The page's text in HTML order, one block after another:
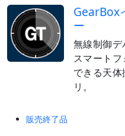
GearBox
ー
無線制御デ
スマート
できる天
リ。
販売終了品